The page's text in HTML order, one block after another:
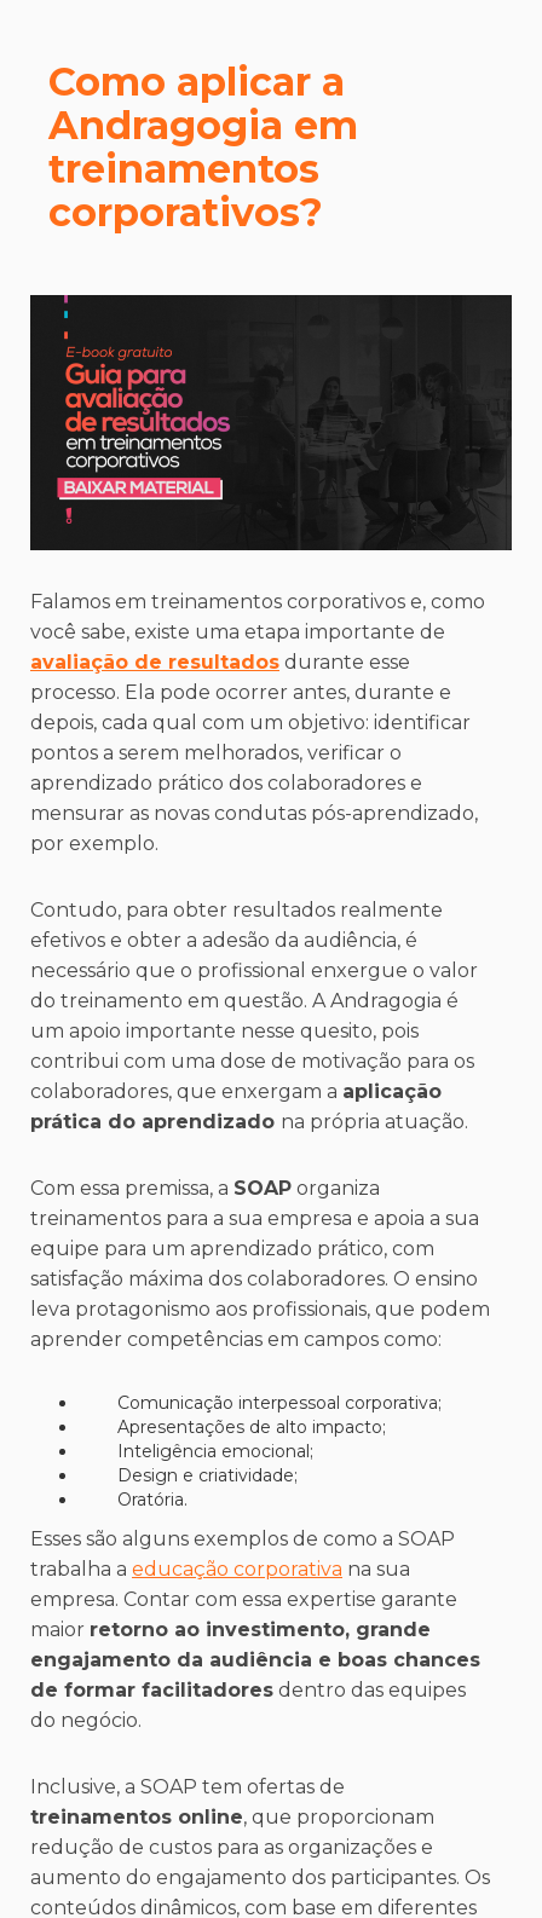
Como aplicar a
Andragogia em
treinamentos
corporativos?
Falamos em treinamentos corporativos e, como
você sabe, existe uma etapa importante de
avaliação de resultados durante esse
processo. Ela pode ocorrer antes, durante e
depois, cada qual com um objetivo: identificar
pontos a serem melhorados, verificar o
aprendizado prático dos colaboradores e
mensurar as novas condutas pós-aprendizado,
por exemplo.
Contudo, para obter resultados realmente
efetivos e obter a adesão da audiência, é
necessário que o profissional enxergue o valor
do treinamento em questão. A Andragogia é
um apoio importante nesse quesito, pois
contribui com uma dose de motivação para os
colaboradores, que enxergam a aplicação
prática do aprendizado na própria atuação.
Com essa premissa, a SOAP organiza
treinamentos para a sua empresa e apoia a sua
equipe para um aprendizado prático, com
satisfação máxima dos colaboradores. O ensino
leva protagonismo aos profissionais, que podem
aprender competências em campos como:
Comunicação interpessoal corporativa;
Apresentações de alto impacto;
Inteligência emocional;
Design e criatividade;
Oratória.
Esses são alguns exemplos de como a SOAP
trabalha a educação corporativa na sua
empresa. Contar com essa expertise garante
maior retorno ao investimento, grande
engajamento da audiência e boas chances
de formar facilitadores dentro das equipes
do negócio.
Inclusive, a SOAP tem ofertas de
treinamentos online, que proporcionam
redução de custos para as organizações e
aumento do engajamento dos participantes. Os
conteúdos dinâmicos, com base em diferentes